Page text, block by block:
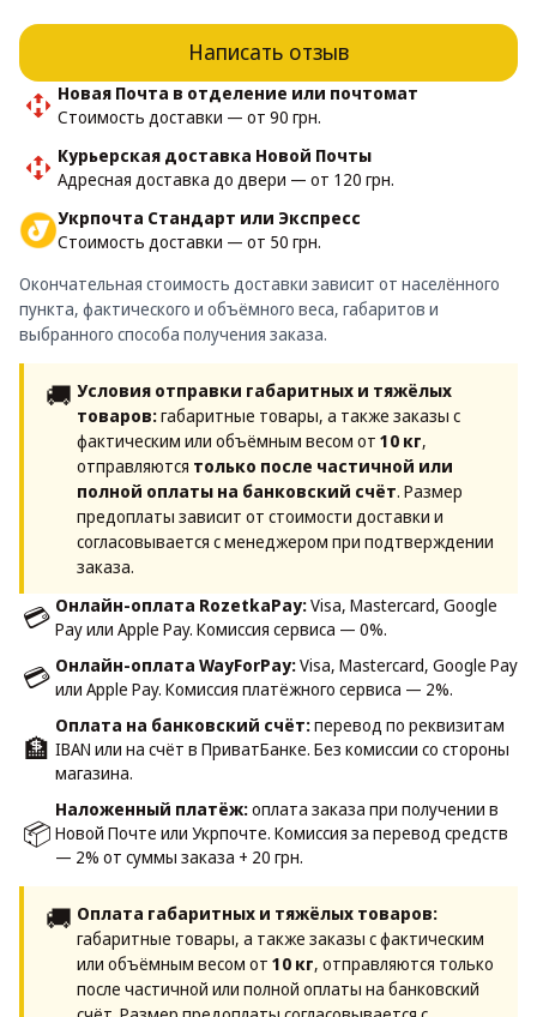
Написать отзыв
Новая Почта в отделение или почтомат
Стоимость доставки — от 90 грн.
Курьерская доставка Новой Почты
Адресная доставка до двери — от 120 грн.
Укрпочта Стандарт или Экспресс
Стоимость доставки — от 50 грн.
Окончательная стоимость доставки зависит от населённого
пункта, фактического и объёмного веса, габаритов и
выбранного способа получения заказа.
🚚 Условия отправки габаритных и тяжёлых
товаров:габаритные товары, а также заказы с
фактическим или объёмным весом от 10 кг,
отправляются только после частичной или
полной оплаты на банковский счёт. Размер
предоплаты зависит от стоимости доставки и
согласовывается с менеджером при подтверждении
заказа.
💳 Онлайн-оплата RozetkaPay:Visa, Mastercard, Google
Pay или Apple Pay. Комиссия сервиса — 0%.
💳 Онлайн-оплата WayForPay:Visa, Mastercard, Google Pay
или Apple Pay. Комиссия платёжного сервиса — 2%.
🏦
Оплата на банковский счёт:перевод по реквизитам
IBAN или на счёт в ПриватБанке. Без комиссии со стороны
магазина.
📦
Наложенный платёж:оплата заказа при получении в
Новой Почте или Укрпочте. Комиссия за перевод средств
— 2% от суммы заказа + 20 грн.
🚚 Оплата габаритных и тяжёлых товаров:
габаритные товары, а также заказы с фактическим
или объёмным весом от 10 кг, отправляются только
после частичной или полной оплаты на банковский